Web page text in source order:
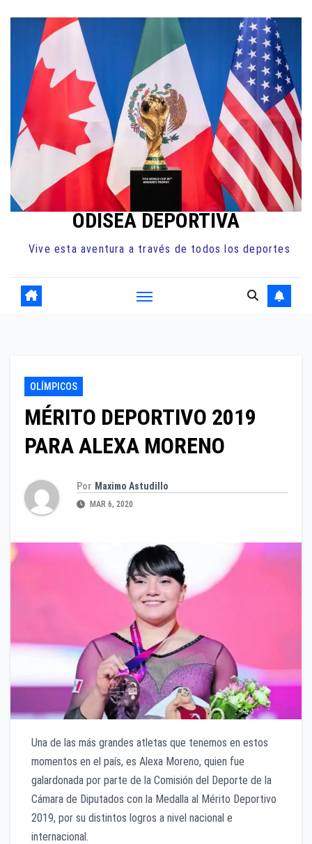
contenido
ODISEA DEPORTIVA
Vive esta aventura a través de todos los deportes
OLÍMPICOS
MÉRITO DEPORTIVO 2019
PARA ALEXA MORENO
Por Maximo Astudillo
MAR 6, 2020
Una de las más grandes atletas que tenemos en estos
momentos en el país, es Alexa Moreno, quien fue
galardonada por parte de la Comisión del Deporte de la
Cámara de Diputados con la Medalla al Mérito Deportivo
2019, por su distintos logros a nivel nacional e
internacional.